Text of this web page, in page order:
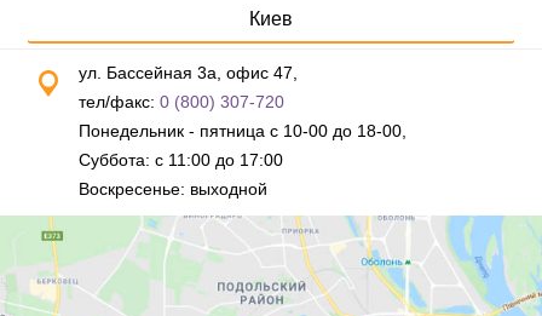
Киев
ул. Бассейная 3а, офис 47,
тел/факс: 0 (800) 307-720
Понедельник - пятница с 10-00 до 18-00,
Суббота: с 11:00 до 17:00
Воскресенье: выходной